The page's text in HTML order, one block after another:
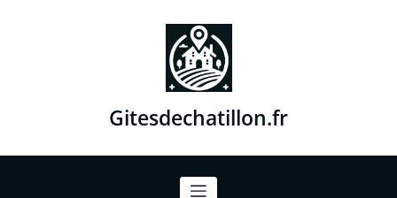
Gitesdechatillon.fr